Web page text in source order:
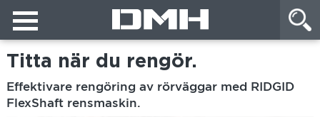
Titta när du rengör.
Effektivare rengöring av rörväggar med RIDGID
FlexShaft rensmaskin.